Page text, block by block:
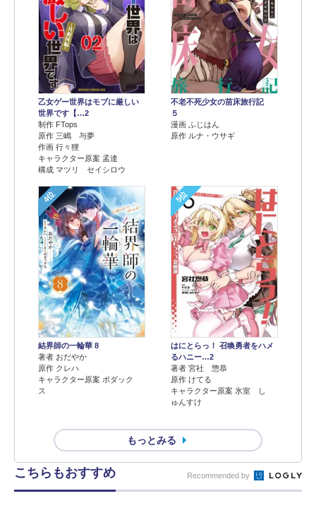
乙女ゲー世界はモブに厳しい
世界です【…2
制作 FTops
原作 三嶋 与夢
作画 行々狸
キャラクター原案 孟達
構成 マツリ セイシロウ
不老不死少女の苗床旅行記
５
漫画 ふじはん
原作 ルナ・ウサギ
4位
結界師の一輪華 8
著者 おだやか
原作 クレハ
キャラクター原案 ボダック
ス
5位
はにとらっ！ 召喚勇者をハメ
るハニー…2
著者 宮社 惣恭
原作 けてる
キャラクター原案 氷室 し
ゅんすけ
もっとみる
こちらもおすすめ Recommended by